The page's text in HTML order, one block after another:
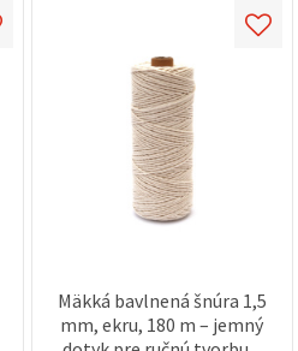
Mäkká bavlnená šnúra 1,5
mm, ekru, 180 m – jemný